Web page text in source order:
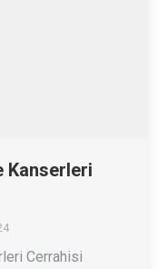
Kanserleri
Cerrahisi